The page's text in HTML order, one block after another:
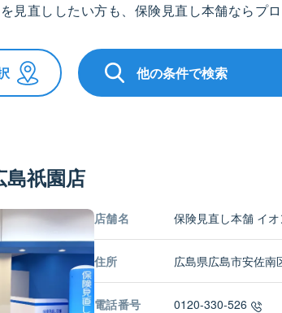
見直ししたい方も、保険見直し本舗ならプロ
他の条件で検索
祇園店
店舗名 保険見直し本舗 イ
住所 広島県広島市安佐
電話番号 0120-330-526